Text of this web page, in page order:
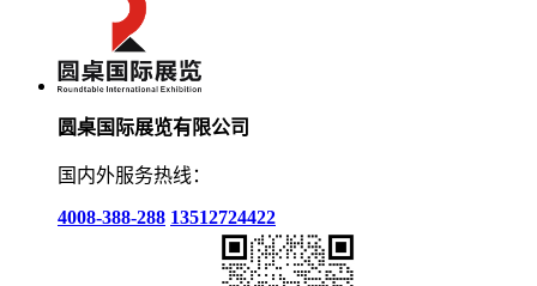
圆桌国际展览有限公司
国内外服务热线：
4008-388-288 13512724422